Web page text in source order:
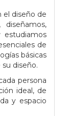
el diseño de
estudiamos
de
básicas
diseño.
persona
ideal, de
y espacio